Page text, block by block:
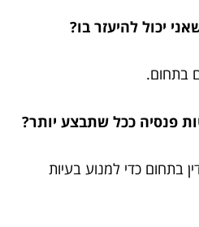
בתחום.
בתחום כדי למנוע בעיות